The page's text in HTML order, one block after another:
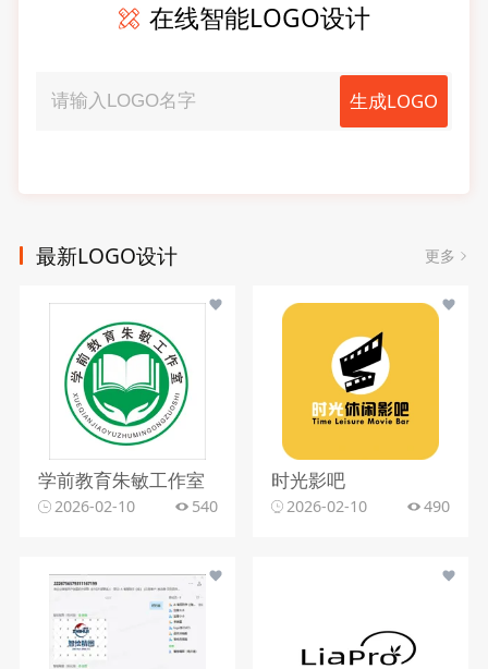
在线智能LOGO设计
生成LOGO
最新LOGO设计 更多
学前教育朱敏工作室
2026-02-10 540
时光影吧
2026-02-10 490